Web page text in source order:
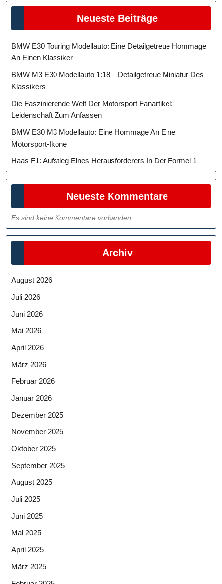
Neueste Beiträge
BMW E30 Touring Modellauto: Eine Detailgetreue Hommage
An Einen Klassiker
BMW M3 E30 Modellauto 1:18 – Detailgetreue Miniatur Des
Klassikers
Die Faszinierende Welt Der Motorsport Fanartikel:
Leidenschaft Zum Anfassen
BMW E30 M3 Modellauto: Eine Hommage An Eine
Motorsport-Ikone
Haas F1: Aufstieg Eines Herausforderers In Der Formel 1
Neueste Kommentare
Es sind keine Kommentare vorhanden.
Archiv
August 2026
Juli 2026
Juni 2026
Mai 2026
April 2026
März 2026
Februar 2026
Januar 2026
Dezember 2025
November 2025
Oktober 2025
September 2025
August 2025
Juli 2025
Juni 2025
Mai 2025
April 2025
März 2025